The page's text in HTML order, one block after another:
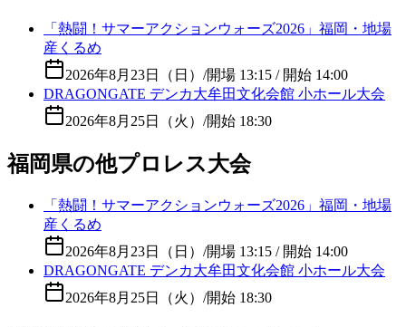
「熱闘！サマーアクションウォーズ2026」福岡・地場
産くるめ
2026年8月23日（日） /開場 13:15 / 開始 14:00
DRAGONGATE デンカ大牟田文化会館 小ホール大会
2026年8月25日（火） /開始 18:30
福岡県の他プロレス大会
「熱闘！サマーアクションウォーズ2026」福岡・地場
産くるめ
2026年8月23日（日） /開場 13:15 / 開始 14:00
DRAGONGATE デンカ大牟田文化会館 小ホール大会
2026年8月25日（火） /開始 18:30